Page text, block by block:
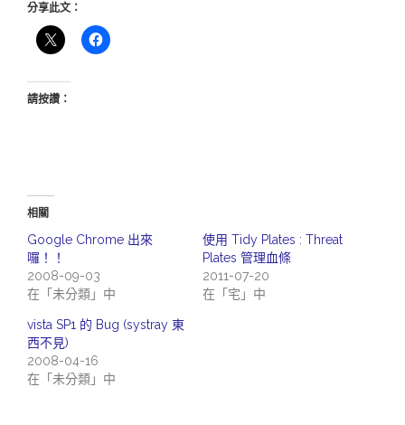
分享此文：
請按讚：
相關
Google Chrome 出來
囉！！
2008-09-03
在「未分類」中
使用 Tidy Plates : Threat
Plates 管理血條
2011-07-20
在「宅」中
vista SP1 的 Bug (systray 東
西不見)
2008-04-16
在「未分類」中